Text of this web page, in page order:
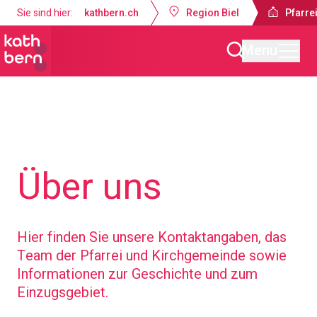
Sie sind hier: kathbern.ch Region Biel
Über uns
Hier finden Sie unsere Kontaktangaben, das
Team der Pfarrei und Kirchgemeinde sowie
Informationen zur Geschichte und zum
Einzugsgebiet.